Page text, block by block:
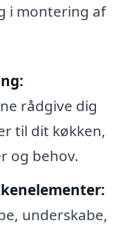
i montering af
rådgive dig
til dit køkken,
og behov.
underskabe,